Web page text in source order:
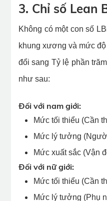
3. Chỉ số Lean
Không có một con số
khung xương và mức
đổi sang Tỷ lệ phần
như sau:
Đối với nam giới:
Mức tối thiểu (Cần
Mức lý tưởng
Mức xuất sắc (Vận
Đối với nữ giới:
Mức tối thiểu (Cần
Mức lý tưởng (Phụ